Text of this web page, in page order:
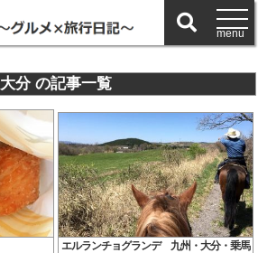
大分 の記事一覧
エルランチョグランデ 九州・大分・乗馬